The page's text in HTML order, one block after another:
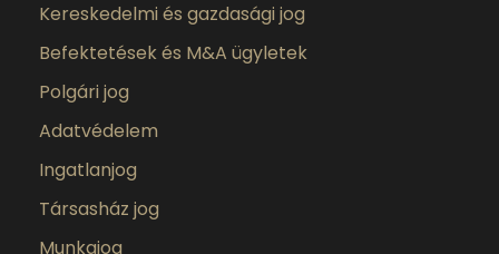
Kereskedelmi és gazdasági jog
Befektetések és M&A ügyletek
Polgári jog
Adatvédelem
Ingatlanjog
Társasház jog
Munkajog